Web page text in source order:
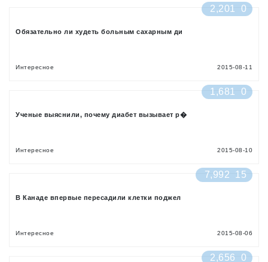
2,201
0
Обязательно ли худеть больным сахарным ди
Интересное 2015-08-11
1,681 0
Ученые выяснили, почему диабет вызывает р�
Интересное 2015-08-10
7,992 15
В Канаде впервые пересадили клетки поджел
Интересное 2015-08-06
2,656 0